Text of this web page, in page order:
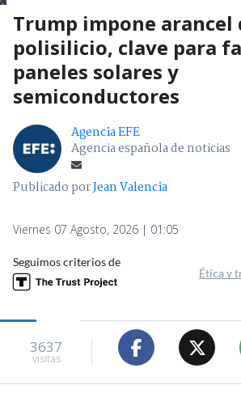
Trump impone arancel
polisilicio, clave para
paneles solares y
semiconductores
Agencia EFE
Agencia española de noticias
Publicado porJean Valencia
Viernes 07 Agosto, 2026 | 01:05
Seguimos criterios de
Ética y
3637
visitas